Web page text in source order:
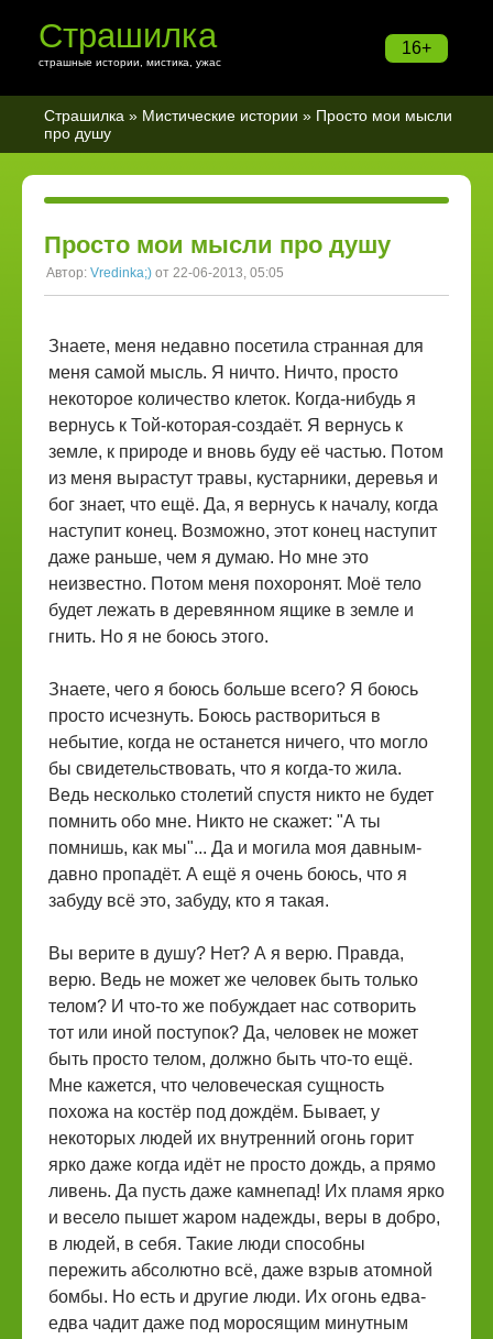
16+
Страшилка
страшные истории, мистика, ужас
Страшилка » Мистические истории » Просто мои мысли
про душу
Просто мои мысли про душу
Автор: Vredinka;) от 22-06-2013, 05:05
Знаете, меня недавно посетила странная для
меня самой мысль. Я ничто. Ничто, просто
некоторое количество клеток. Когда-нибудь я
вернусь к Той-которая-создаёт. Я вернусь к
земле, к природе и вновь буду её частью. Потом
из меня вырастут травы, кустарники, деревья и
бог знает, что ещё. Да, я вернусь к началу, когда
наступит конец. Возможно, этот конец наступит
даже раньше, чем я думаю. Но мне это
неизвестно. Потом меня похоронят. Моё тело
будет лежать в деревянном ящике в земле и
гнить. Но я не боюсь этого.
Знаете, чего я боюсь больше всего? Я боюсь
просто исчезнуть. Боюсь раствориться в
небытие, когда не останется ничего, что могло
бы свидетельствовать, что я когда-то жила.
Ведь несколько столетий спустя никто не будет
помнить обо мне. Никто не скажет: "А ты
помнишь, как мы"... Да и могила моя давным-
давно пропадёт. А ещё я очень боюсь, что я
забуду всё это, забуду, кто я такая.
Вы верите в душу? Нет? А я верю. Правда,
верю. Ведь не может же человек быть только
телом? И что-то же побуждает нас сотворить
тот или иной поступок? Да, человек не может
быть просто телом, должно быть что-то ещё.
Мне кажется, что человеческая сущность
похожа на костёр под дождём. Бывает, у
некоторых людей их внутренний огонь горит
ярко даже когда идёт не просто дождь, а прямо
ливень. Да пусть даже камнепад! Их пламя ярко
и весело пышет жаром надежды, веры в добро,
в людей, в себя. Такие люди способны
пережить абсолютно всё, даже взрыв атомной
бомбы. Но есть и другие люди. Их огонь едва-
едва чадит даже под моросящим минутным